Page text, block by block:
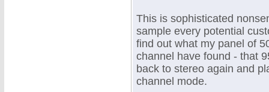
This is sophisticated
sample every potential
find out what my panel of
channel have found - that
back to stereo again and
channel mode.